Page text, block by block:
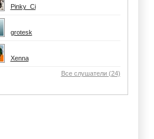
Pinky_Ci
grotesk
Xenna
Все слушатели (24)